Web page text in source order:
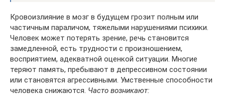
Кровоизлияние в мозг в будущем грозит полным или
частичным параличом, тяжелыми нарушениями психики.
Человек может потерять зрение, речь становится
замедленной, есть трудности с произношением,
восприятием, адекватной оценкой ситуации. Многие
теряют память, пребывают в депрессивном состоянии
или становятся агрессивными. Умственные способности
человека снижаются. Часто возникают: